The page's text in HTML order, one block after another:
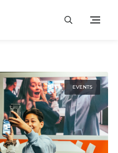
EVENTS